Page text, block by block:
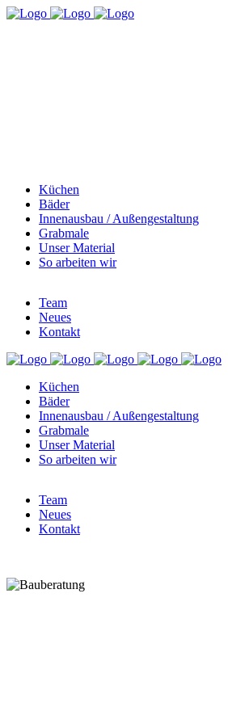
Küchen
Bäder
Innenausbau / Außengestaltung
Grabmale
Unser Material
So arbeiten wir
Team
Neues
Kontakt
Küchen
Bäder
Innenausbau / Außengestaltung
Grabmale
Unser Material
So arbeiten wir
Team
Neues
Kontakt